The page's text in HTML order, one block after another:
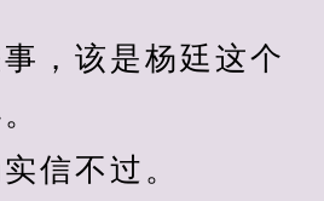
该是杨廷这个
不过。